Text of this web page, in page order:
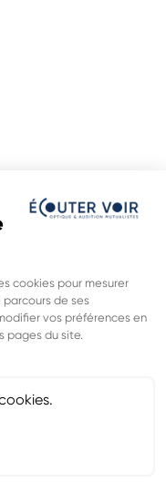
cookies pour mesurer
parcours de ses
vos préférences en
pages du site.
DE CE